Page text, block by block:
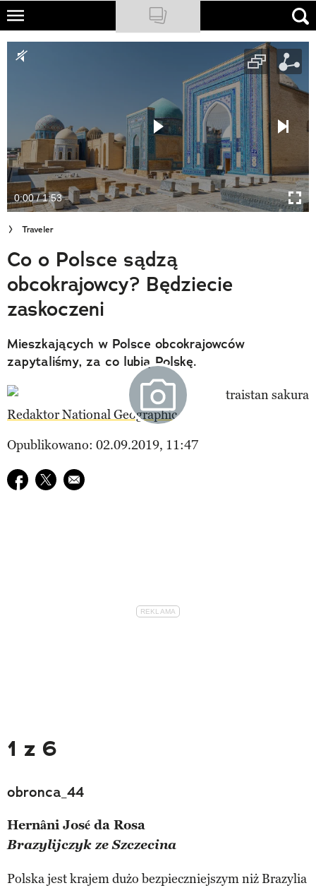
Skip
main
NATIONAL GEOGRAPHIC
Sklep
Newsletter
Cuda Polski
Wielki Konkurs Fotograficzny
Trendbook Podróżniczy
Polecane
0:00 / 1:53
Traveler
Co o Polsce sądzą
obcokrajowcy? Będziecie
zaskoczeni
Mieszkających w Polsce obcokrajowców
zapytaliśmy, za co lubią Polskę.
Redaktor National Geographic
Opublikowano: 02.09.2019, 11:47
Udostępnij na facebook
Udostępnij na twitter
E-mail do przyjaciela
1 z 6
obronca_44
Hernâni José da Rosa
Brazylijczyk ze Szczecina
Polska jest krajem dużo bezpieczniejszym niż Brazylia